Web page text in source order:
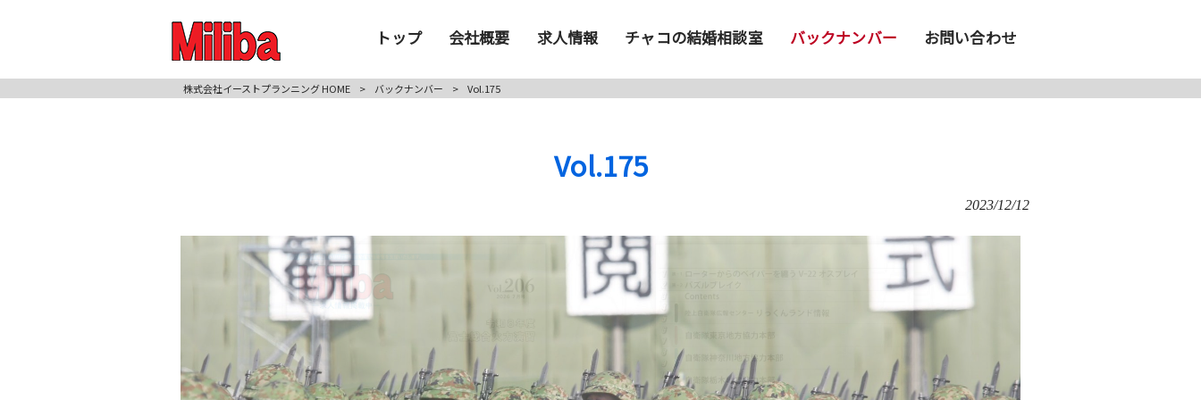
トップ 会社概要 求人情報 チャコの結婚相談室 バックナンバー お問い合わせ
株式会社イーストプランニング HOME > バックナンバー > Vol.175
Vol.175
2023/12/12